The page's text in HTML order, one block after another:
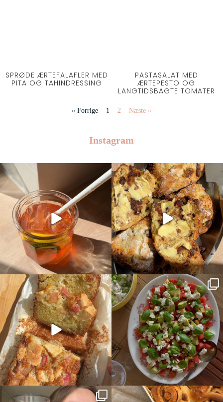
SPRØDE ÆRTEFALAFLER MED
PITA OG TAHINDRESSING
PASTASALAT MED
ÆRTEPESTO OG
LANGTIDSBAGTE TOMATER
« Forrige 1 2 Næste »
Instagram